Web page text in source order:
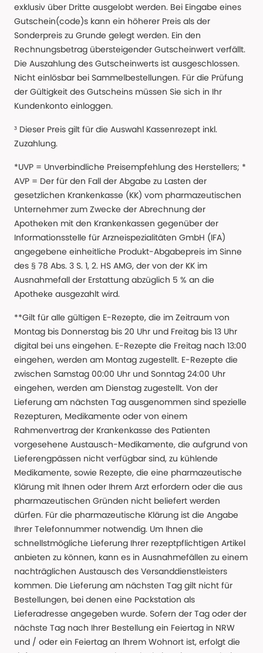
exklusiv über Dritte ausgelobt werden. Bei Eingabe eines
Gutschein(code)s kann ein höherer Preis als der
Sonderpreis zu Grunde gelegt werden. Ein den
Rechnungsbetrag übersteigender Gutscheinwert verfällt.
Die Auszahlung des Gutscheinwerts ist ausgeschlossen.
Nicht einlösbar bei Sammelbestellungen. Für die Prüfung
der Gültigkeit des Gutscheins müssen Sie sich in Ihr
Kundenkonto einloggen.
³ Dieser Preis gilt für die Auswahl Kassenrezept inkl.
Zuzahlung.
*UVP = Unverbindliche Preisempfehlung des Herstellers; *
AVP = Der für den Fall der Abgabe zu Lasten der
gesetzlichen Krankenkasse (KK) vom pharmazeutischen
Unternehmer zum Zwecke der Abrechnung der
Apotheken mit den Krankenkassen gegenüber der
Informationsstelle für Arzneispezialitäten GmbH (IFA)
angegebene einheitliche Produkt-Abgabepreis im Sinne
des § 78 Abs. 3 S. 1, 2. HS AMG, der von der KK im
Ausnahmefall der Erstattung abzüglich 5 % an die
Apotheke ausgezahlt wird.
**Gilt für alle gültigen E-Rezepte, die im Zeitraum von
Montag bis Donnerstag bis 20 Uhr und Freitag bis 13 Uhr
digital bei uns eingehen. E-Rezepte die Freitag nach 13:00
eingehen, werden am Montag zugestellt. E-Rezepte die
zwischen Samstag 00:00 Uhr und Sonntag 24:00 Uhr
eingehen, werden am Dienstag zugestellt. Von der
Lieferung am nächsten Tag ausgenommen sind spezielle
Rezepturen, Medikamente oder von einem
Rahmenvertrag der Krankenkasse des Patienten
vorgesehene Austausch-Medikamente, die aufgrund von
Lieferengpässen nicht verfügbar sind, zu kühlende
Medikamente, sowie Rezepte, die eine pharmazeutische
Klärung mit Ihnen oder Ihrem Arzt erfordern oder die aus
pharmazeutischen Gründen nicht beliefert werden
dürfen. Für die pharmazeutische Klärung ist die Angabe
Ihrer Telefonnummer notwendig. Um Ihnen die
schnellstmögliche Lieferung Ihrer rezeptpflichtigen Artikel
anbieten zu können, kann es in Ausnahmefällen zu einem
nachträglichen Austausch des Versanddienstleisters
kommen. Die Lieferung am nächsten Tag gilt nicht für
Bestellungen, bei denen eine Packstation als
Lieferadresse angegeben wurde. Sofern der Tag oder der
nächste Tag nach Ihrer Bestellung ein Feiertag in NRW
und / oder ein Feiertag an Ihrem Wohnort ist, erfolgt die